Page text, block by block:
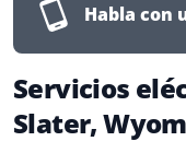
Habla con
Servicios
Slater,